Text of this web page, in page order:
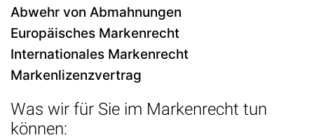
Abwehr von Abmahnungen
Europäisches Markenrecht
Internationales Markenrecht
Markenlizenzvertrag
Was wir für Sie im Markenrecht tun
können: